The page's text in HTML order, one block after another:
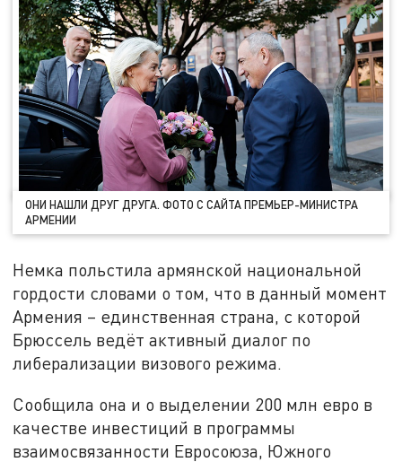
ОНИ НАШЛИ ДРУГ ДРУГА. ФОТО С САЙТА ПРЕМЬЕР-МИНИСТРА
АРМЕНИИ
Немка польстила армянской национальной
гордости словами о том, что в данный момент
Армения – единственная страна, с которой
Брюссель ведёт активный диалог по
либерализации визового режима.
Сообщила она и о выделении 200 млн евро в
качестве инвестиций в программы
взаимосвязанности Евросоюза, Южного